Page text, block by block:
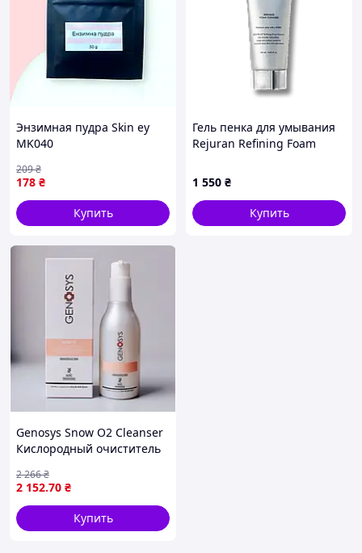
Энзимная пудра Skin ey
MK040
178 ₴
209₴
Купить
Гель пенка для умывания
Rejuran Refining Foam
1 550 ₴
Купить
Genosys Snow O2 Cleanser
Кислородный очиститель
2 152.70 ₴
2 266₴
Купить